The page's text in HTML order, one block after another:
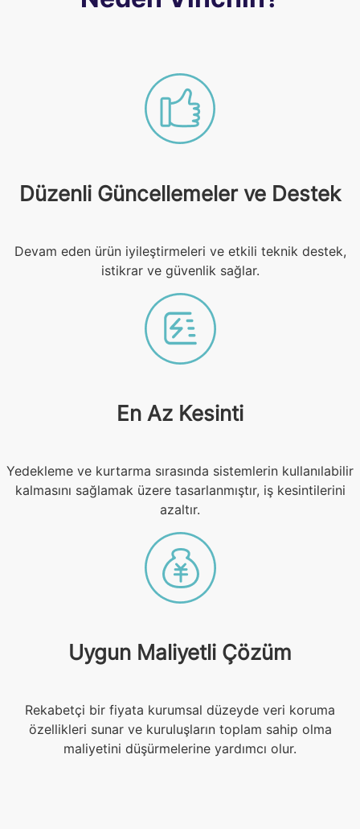
Düzenli Güncellemeler ve Destek
Devam eden ürün iyileştirmeleri ve etkili teknik destek,
istikrar ve güvenlik sağlar.
En Az Kesinti
Yedekleme ve kurtarma sırasında sistemlerin kullanılabilir
kalmasını sağlamak üzere tasarlanmıştır, iş kesintilerini
azaltır.
Uygun Maliyetli Çözüm
Rekabetçi bir fiyata kurumsal düzeyde veri koruma
özellikleri sunar ve kuruluşların toplam sahip olma
maliyetini düşürmelerine yardımcı olur.